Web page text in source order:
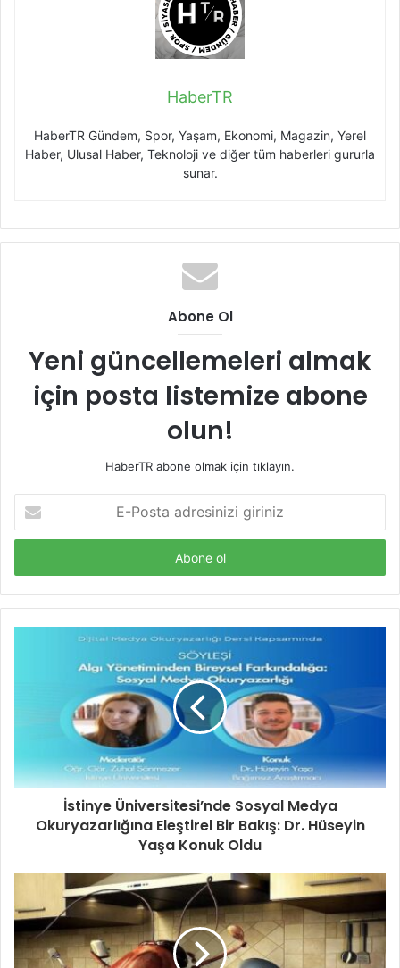
HaberTR
HaberTR Gündem, Spor, Yaşam, Ekonomi, Magazin, Yerel
Haber, Ulusal Haber, Teknoloji ve diğer tüm haberleri gururla
sunar.
Abone Ol
Yeni güncellemeleri almak
için posta listemize abone
olun!
HaberTR abone olmak için tıklayın.
Posta
adresinizi
İstinye Üniversitesi’nde Sosyal Medya
Okuryazarlığına Eleştirel Bir Bakış: Dr. Hüseyin
Yaşa Konuk Oldu